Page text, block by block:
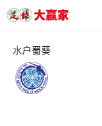
水户蜀葵